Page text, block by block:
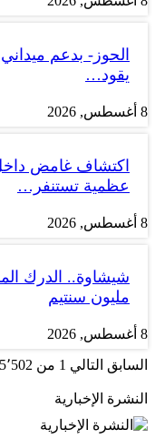
الحوز- بدعم
يقود…
8 أغسطس, 2026
اكتشاف غامض
عظمية تستنفر…
8 أغسطس, 2026
مليون سنتيم
8 أغسطس, 2026
السابق التالي 1 من 5٬502
النشرة الإخبارية